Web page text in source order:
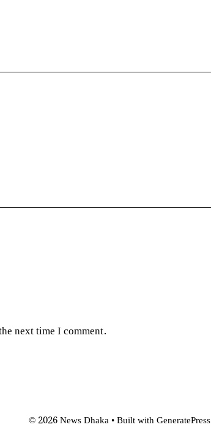
next time I comment.
© 2026 News Dhaka• Built withGeneratePress